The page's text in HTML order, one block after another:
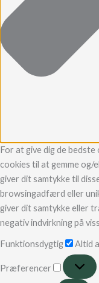
For at give dig de
cookies til at gemme og/
giver dit samtykke til
browsingadfærd eller
giver dit samtykke eller
negativ indvirkning på
Funktionsdygtig Altid
Præferencer